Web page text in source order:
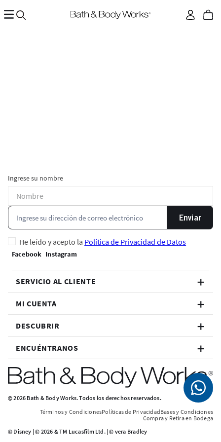
Ingrese su nombre
Enviar
He leído y acepto la Política de Privacidad de Datos
SERVICIO AL CLIENTE
MI CUENTA
DESCUBRIR
ENCUÉNTRANOS
© 2026 Bath & Body Works. Todos los derechos reservados.
Términos y CondicionesPolíticas de PrivacidadBases y Condiciones
Compra y Retira en Bodega
© Disney | © 2026 & TM Lucasfilm Ltd. | © vera Bradley